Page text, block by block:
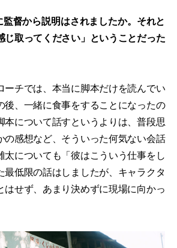
督から説明はされましたか。それと
じ取ってください」ということだった
ーチでは、本当に脚本だけを読んでい
後、一緒に食事をすることになったの
本について話すというよりは、普段思
の感想など、そういった何気ない会話
太についても「彼はこういう仕事をし
最低限の話はしましたが、キャラクタ
はせず、あまり決めずに現場に向かっ